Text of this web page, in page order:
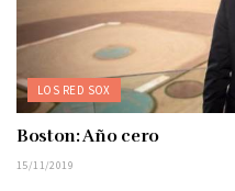
LOS RED SOX
Boston: Año cero
15/11/2019